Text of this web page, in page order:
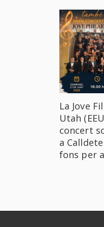
La Jove
Utah
concert
a
fons per